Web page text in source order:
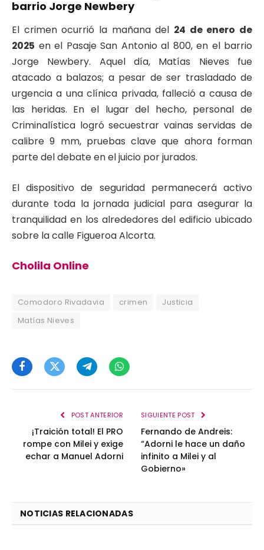
barrio Jorge Newbery
El crimen ocurrió la mañana del 24 de enero de
2025 en el Pasaje San Antonio al 800, en el barrio
Jorge Newbery. Aquel día, Matías Nieves fue
atacado a balazos; a pesar de ser trasladado de
urgencia a una clínica privada, falleció a causa de
las heridas. En el lugar del hecho, personal de
Criminalística logró secuestrar vainas servidas de
calibre 9 mm, pruebas clave que ahora forman
parte del debate en el juicio por jurados.
El dispositivo de seguridad permanecerá activo
durante toda la jornada judicial para asegurar la
tranquilidad en los alrededores del edificio ubicado
sobre la calle Figueroa Alcorta.
Cholila Online
Comodoro Rivadavia crimen
Justicia
Matías Nieves
FacebookTwitterTelegramWhatsApp
POST ANTERIOR
¡Traición total! El PRO
rompe con Milei y exige
echar a Manuel Adorni
SIGUIENTE POST
Fernando de Andreis:
“Adorni le hace un daño
infinito a Milei y al
Gobierno»
NOTICIAS RELACIONADAS